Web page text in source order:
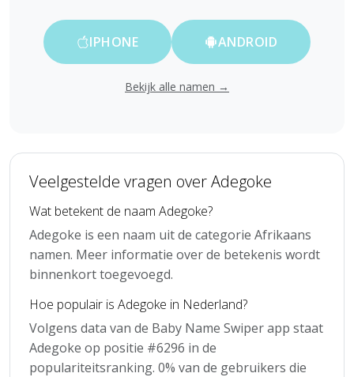
IPHONE ANDROID
Bekijk alle namen →
Veelgestelde vragen over Adegoke
Wat betekent de naam Adegoke?
Adegoke is een naam uit de categorie Afrikaans
namen. Meer informatie over de betekenis wordt
binnenkort toegevoegd.
Hoe populair is Adegoke in Nederland?
Volgens data van de Baby Name Swiper app staat
Adegoke op positie #6296 in de
populariteitsranking. 0% van de gebruikers die